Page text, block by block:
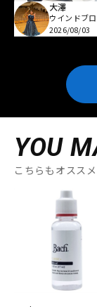
大澤
ウインドブ
2026/08/03
YOU
こちらもオススメ